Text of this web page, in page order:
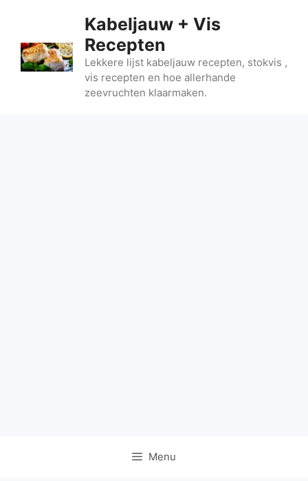
inhoud
Kabeljauw + Vis
Recepten
Lekkere lijst kabeljauw recepten, stokvis ,
vis recepten en hoe allerhande
zeevruchten klaarmaken.
Menu